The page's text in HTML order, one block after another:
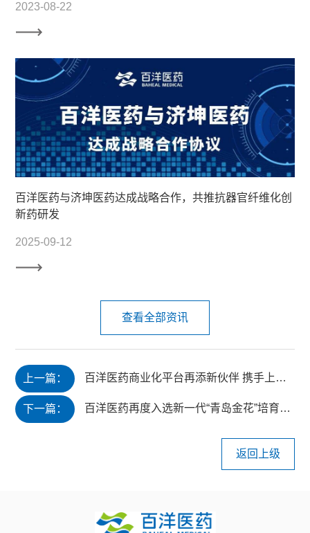
2023-08-22
百洋医药与济坤医药达成战略合作，共推抗器官纤维化创
新药研发
2025-09-12
查看全部资讯
上一篇： 百洋医药商业化平台再添新伙伴 携手上海谊众共探肿瘤创新药物商业化
下一篇： 百洋医药再度入选新一代“青岛金花”培育企业名单
返回上级